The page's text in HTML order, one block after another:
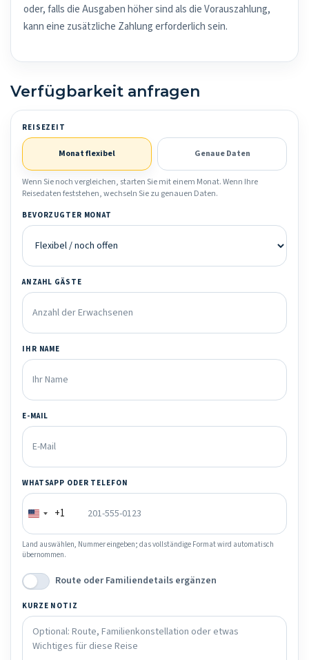
oder, falls die Ausgaben höher sind als die Vorauszahlung,
kann eine zusätzliche Zahlung erforderlich sein.
Verfügbarkeit anfragen
REISEZEIT
Monat flexibel Genaue Daten
Wenn Sie noch vergleichen, starten Sie mit einem Monat. Wenn Ihre
Reisedaten feststehen, wechseln Sie zu genauen Daten.
BEVORZUGTER MONAT
ANZAHL GÄSTE
IHR NAME
E-MAIL
WHATSAPP ODER TELEFON
+1
Land auswählen, Nummer eingeben; das vollständige Format wird automatisch
übernommen.
Route oder Familiendetails ergänzen
KURZE NOTIZ